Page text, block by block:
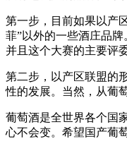
第一步，目前如果以产
菲”以外的一些酒庄品
并且这个大赛的主要评
第二步，以产区联盟的
性的发展。当然，从葡
葡萄酒是全世界各个国
心不会变。希望国产葡